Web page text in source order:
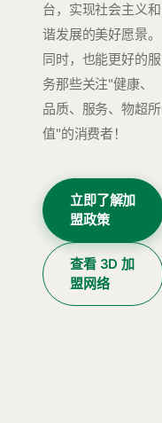
台，实现社会主义和
谐发展的美好愿景。
同时，也能更好的服
务那些关注"健康、
品质、服务、物超所
值"的消费者！
立即了解加
盟政策
查看 3D 加
盟网络